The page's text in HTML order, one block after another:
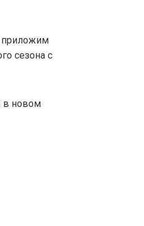
приложим
сезона с
в новом